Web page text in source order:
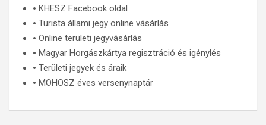
🞄 KHESZ Facebook oldal
🞄 Turista állami jegy online vásárlás
🞄 Online területi jegyvásárlás
🞄 Magyar Horgászkártya regisztráció és igénylés
🞄 Területi jegyek és áraik
🞄 MOHOSZ éves versenynaptár